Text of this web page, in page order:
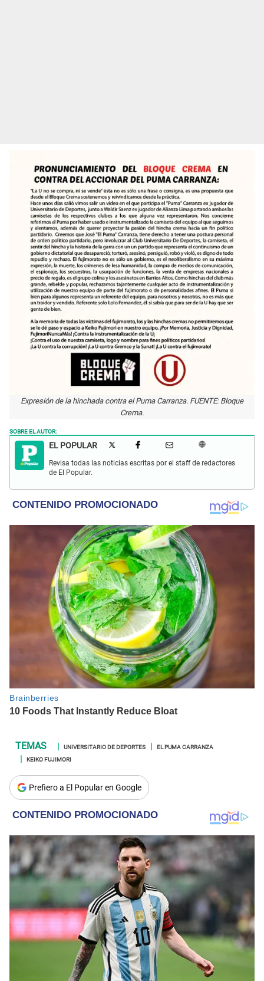
Expresión de la hinchada contra el Puma Carranza. FUENTE: Bloque
Crema.
SOBRE EL AUTOR:
EL POPULAR
Revisa todas las noticias escritas por el staff de redactores
de El Popular.
UNIVERSITARIO DE DEPORTES
EL PUMA CARRANZA
KEIKO FUJIMORI
Prefiero a El Popular en Google